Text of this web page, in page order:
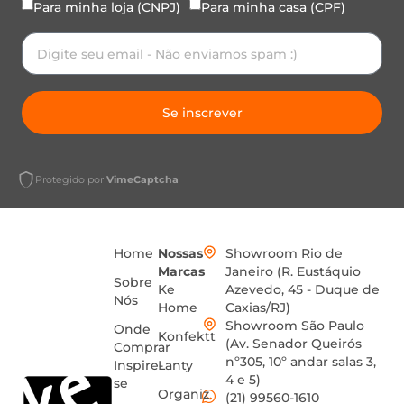
Para minha loja (CNPJ) Para minha casa (CPF)
Se inscrever
Protegido por VimeCaptcha
Home
Sobre
Nós
Onde
Comprar
Inspire-
se
Nossas
Marcas
Ke
Home
Konfektt
Lanty
Organiz
Showroom Rio de
Janeiro (R. Eustáquio
Azevedo, 45 - Duque de
Caxias/RJ)
Showroom São Paulo
(Av. Senador Queirós
nº305, 10º andar salas 3,
4 e 5)
(21) 99560-1610